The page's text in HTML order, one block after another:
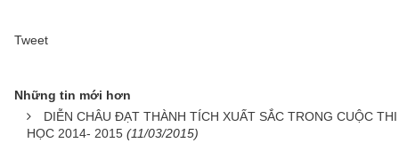
Tweet
Những tin mới hơn
DIỄN CHÂU ĐẠT THÀNH TÍCH XUẤT SẮC TRONG CUỘC
HỌC 2014- 2015 (11/03/2015)